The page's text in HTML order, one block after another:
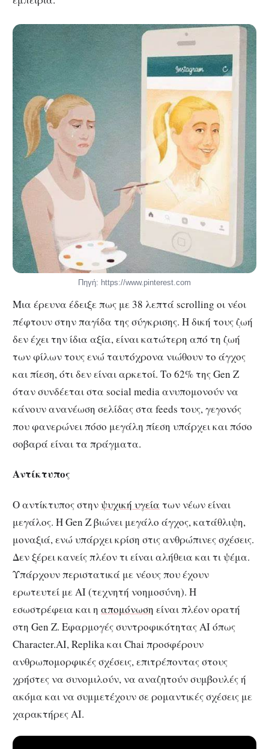
Πηγή: https://www.pinterest.com
Μια έρευνα έδειξε πως με 38 λεπτά scrolling οι νέοι
πέφτουν στην παγίδα της σύγκρισης. Η δική τους ζωή
δεν έχει την ίδια αξία, είναι κατώτερη από τη ζωή
των φίλων τους ενώ ταυτόχρονα νιώθουν το άγχος
και πίεση, ότι δεν είναι αρκετοί. Το 62% της Gen Z
όταν συνδέεται στα social media ανυπομονούν να
κάνουν ανανέωση σελίδας στα feeds τους, γεγονός
που φανερώνει πόσο μεγάλη πίεση υπάρχει και πόσο
σοβαρά είναι τα πράγματα.
Αντίκτυπος
Ο αντίκτυπος στηνψυχική υγεία των νέων είναι
μεγάλος. Η Gen Z βιώνει μεγάλο άγχος, κατάθλιψη,
μοναξιά, ενώ υπάρχει κρίση στις ανθρώπινες σχέσεις.
Δεν ξέρει κανείς πλέον τι είναι αλήθεια και τι ψέμα.
Υπάρχουν περιστατικά με νέους που έχουν
ερωτευτεί με AI (τεχνητή νοημοσύνη). Η
εσωστρέφεια και η απομόνωση είναι πλέον ορατή
στη Gen Z. Εφαρμογές συντροφικότητας AI όπως
Character.AI, Replika και Chai προσφέρουν
ανθρωπομορφικές σχέσεις, επιτρέποντας στους
χρήστες να συνομιλούν, να αναζητούν συμβουλές ή
ακόμα και να συμμετέχουν σε ρομαντικές σχέσεις με
χαρακτήρες AI.